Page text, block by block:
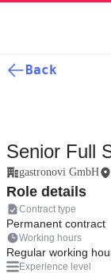
Back
Senior Full
gastronovi GmbH
Role details
Contract type
Permanent contract
Working hours
Regular working
Experience level